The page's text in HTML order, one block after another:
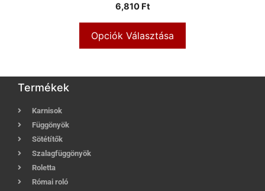
6,810 Ft
Opciók Választása
Termékek
Karnisok
Függönyök
Sötétítők
Szalagfüggönyök
Roletta
Római roló